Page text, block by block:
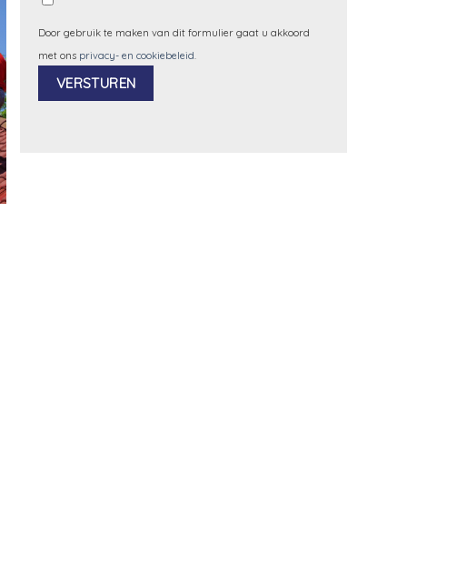
Door gebruik te maken van dit formulier gaat u akkoord
met ons privacy- en cookiebeleid.